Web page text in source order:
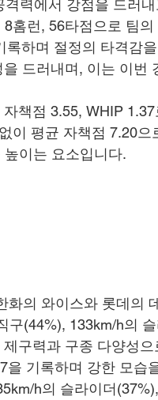
력에서 강점을 드러
홈런, 56타점으로 팀
하며 절정의 타격감
드러내며, 이는 이번
책점 3.55, WHIP
이 평균 자책점 7.20
이는 요소입니다.
의 와이스와 롯데의
구(44%), 133km/h의
구력과 구종 다양성
기록하며 강한 모습
h의 슬라이더